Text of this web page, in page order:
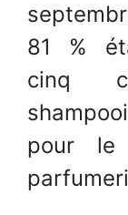
81 %
cinq
pour